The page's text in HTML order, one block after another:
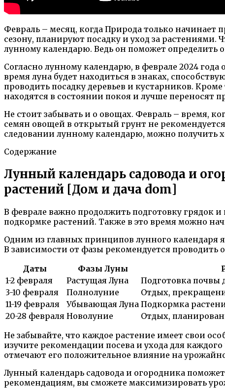
Февраль – месяц, когда Природа только начинает
сезону, планируют посадку и уход за
лунному календарю. Ведь он поможет определить
Согласно лунному календарю, в феврале 2024
время луна будет находиться в знаках,
проводить посадку деревьев и кустарников.
находятся в состоянии покоя и лучше переносят
Не стоит забывать и о овощах. Февраль – время,
семян овощей в открытый грунт не
следовании лунному календарю, можно
Содержание
Лунный календарь садовода и
растений [Дом и дача dom]
В феврале важно продолжить подготовку грядок
подкормке растений. Также в это время можно
Одним из главных принципов лунного календаря
В зависимости от фазы рекомендуется проводить
Даты
Фазы Луны
1-2 февраля
Растущая Луна
Подготовка почвы
3-10 февраля
Полнолуние
Отдых,
11-19 февраля
Убывающая Луна Подкормка
20-28 февраля Новолуние
Отдых,
Не забывайте, что каждое растение имеет свои
изучите рекомендации посева и ухода для
отмечают его положительное влияние на
Лунный календарь садовода и огородника
рекомендациям, вы сможете максимизировать